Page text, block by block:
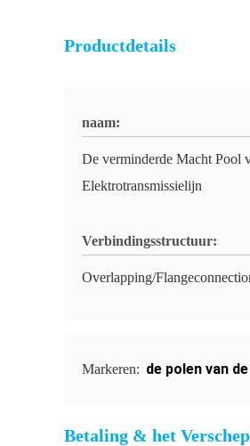
Productdetails
naam:
De verminderde Macht Pool
Elektrotransmissielijn
Verbindingsstructuur:
Overlapping/
Markeren: de polen van
Betaling & het